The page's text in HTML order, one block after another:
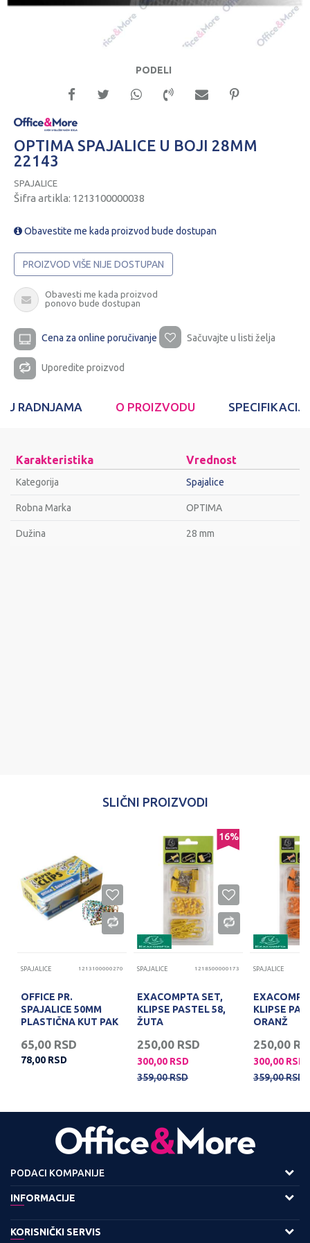
PODELI
OPTIMA SPAJALICE U BOJI 28MM
22143
SPAJALICE
Šifra artikla: 1213100000038
Obavestite me kada proizvod bude dostupan
PROIZVOD VIŠE NIJE DOSTUPAN
Obavesti me kada proizvod
ponovo bude dostupan
Cena za online poručivanje Sačuvajte u listi želja
Uporedite proizvod
U RADNJAMA O PROIZVODU
Karakteristika Vrednost
Kategorija Spajalice
Robna Marka OPTIMA
Dužina 28 mm
SLIČNI PROIZVODI
SPAJALICE 1213100000270
OFFICE PR.
SPAJALICE 50MM
PLASTIČNA KUT PAK
65,00 RSD
78,00 RSD
16%
SPAJALICE 1218500000173
EXACOMPTA SET,
KLIPSE PASTEL 58,
ŽUTA
250,00 RSD
300,00 RSD
359,00RSD
SPAJALICE
KLIPSE
ORANŽ
250,00
300,00 RSD
359,00RSD
PODACI KOMPANIJE
Adresa :
11158 Beograd
INFORMACIJE
O nama
KORISNIČKI SERVIS